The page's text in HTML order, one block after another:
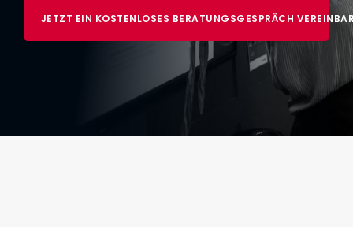
JETZT EIN KOSTENLOSES BERATUNGSGESPRÄCH